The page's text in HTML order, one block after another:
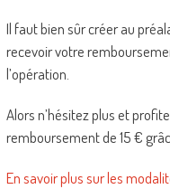
Il faut bien sûr créer au
recevoir votre
l’opération.
Alors n’hésitez plus et
remboursement de 15 €
En savoir plus sur les